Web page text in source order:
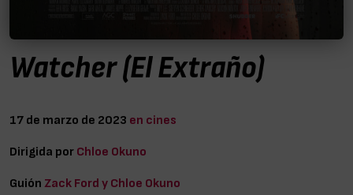
Watcher (El Extraño)
17 de marzo de 2023 en cines
Dirigida por Chloe Okuno
Guión Zack Ford y Chloe Okuno